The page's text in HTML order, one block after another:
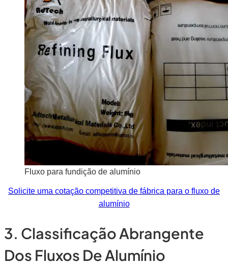
Fluxo para fundição de alumínio
Solicite uma cotação competitiva de fábrica para o fluxo de
alumínio
3. Classificação Abrangente
Dos Fluxos De Alumínio